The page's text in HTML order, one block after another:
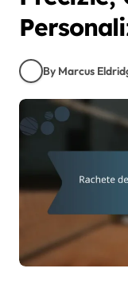
By Marcus